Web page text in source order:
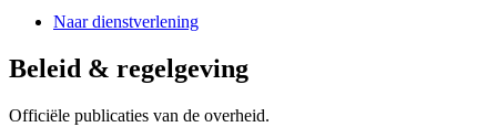
Naar dienstverlening
Beleid & regelgeving
Officiële publicaties van de overheid.